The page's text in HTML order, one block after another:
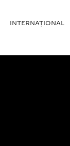
INTERNAŢIONAL